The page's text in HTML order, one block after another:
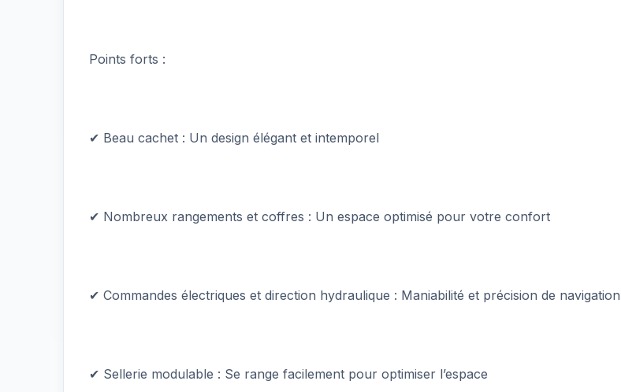
Points forts :
✔ Beau cachet : Un design élégant et intemporel
✔ Nombreux rangements et coffres : Un espace optimisé pour votre confort
✔ Commandes électriques et direction hydraulique : Maniabilité et précision de navigation
✔ Sellerie modulable : Se range facilement pour optimiser l’espace